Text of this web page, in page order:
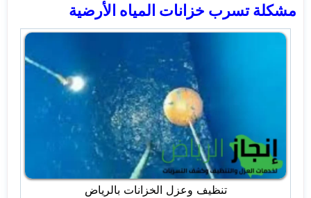
مشكلة تسرب خزانات المياه الأرضية
تنظيف وعزل الخزانات بالرياض